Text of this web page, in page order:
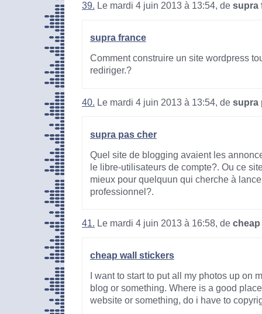
39. Le mardi 4 juin 2013 à 13:54, de supra
supra france
Comment construire un site wordpress
rediriger.?
40. Le mardi 4 juin 2013 à 13:54, de supra
supra pas cher
Quel site de blogging avaient les
le libre-utilisateurs de compte?. Ou ce
mieux pour quelquun qui cherche à
professionnel?.
41. Le mardi 4 juin 2013 à 16:58, de
cheap wall stickers
I want to start to put all my photos up on
blog or something. Where is a good
website or something, do i have to